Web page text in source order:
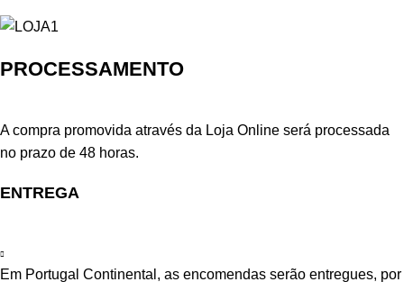
PROCESSAMENTO
A compra promovida através da Loja Online será processada
no prazo de 48 horas.
ENTREGA
Em Portugal Continental, as encomendas serão entregues, por